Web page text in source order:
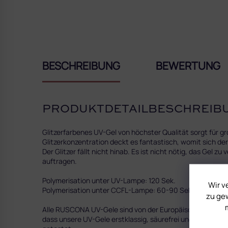
Wir
zu
BESCHREIBUNG BEWERTUNG
Glitzerfarbenes UV-Gel von höchster Qualität sorgt für
Glitzerkonzentration deckt es fantastisch, womit sich der
Der Glitzer fällt nicht hinab. Es ist nicht nötig, das Gel zu
auftragen.
Polymerisation unter UV-Lampe: 120 Sek.
Polymerisation unter CCFL-Lampe: 60-90 Sek.
Alle RUSCONA UV-Gele sind von der Europäischen
dass unsere UV-Gele erstklassig, säurefrei und frei von